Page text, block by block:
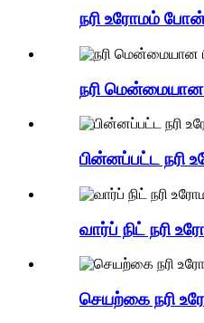
நரி உரோமம்
நரி
பின்னப்பட்ட நரி
வார்ப் நிட் நரி
செயற்கை நரி